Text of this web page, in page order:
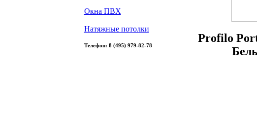
Окна ПВХ
Натяжные потолки
Телефон: 8 (495) 979-82-78
Profilo